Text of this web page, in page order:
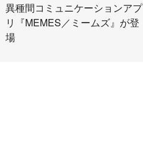
異種間コミュニケーションアプ
リ『MEMES／ミームズ』が登
場